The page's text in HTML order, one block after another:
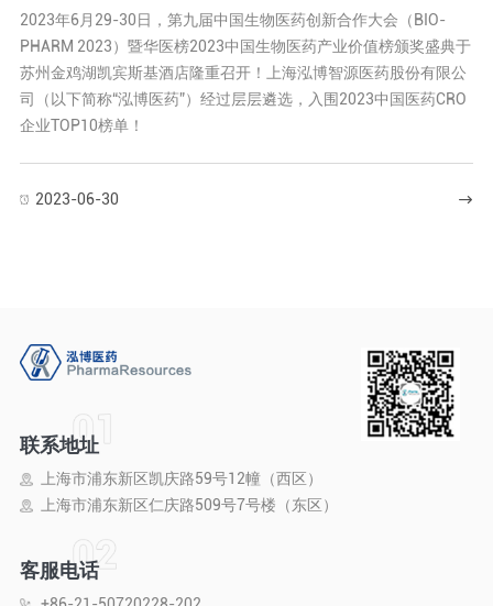
2023年6月29-30日，第九届中国生物医药创新合作大会（BIO-
PHARM 2023）暨华医榜2023中国生物医药产业价值榜颁奖盛典于
苏州金鸡湖凯宾斯基酒店隆重召开！上海泓博智源医药股份有限公
司（以下简称“泓博医药”）经过层层遴选，入围2023中国医药CRO
企业TOP10榜单！
2023-06-30
联系地址
上海市浦东新区凯庆路59号12幢（西区）
上海市浦东新区仁庆路509号7号楼（东区）
客服电话